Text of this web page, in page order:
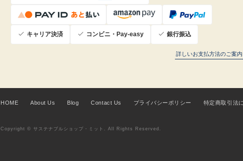
キャリア決済 コンビニ・Pay-easy 銀行振込
詳しいお支払方法のご案内
HOME About Us Blog Contact Us プライバシーポリシー 特定商取引法
Copyright © サステナブルショップ・ミット. All Rights Reserved.